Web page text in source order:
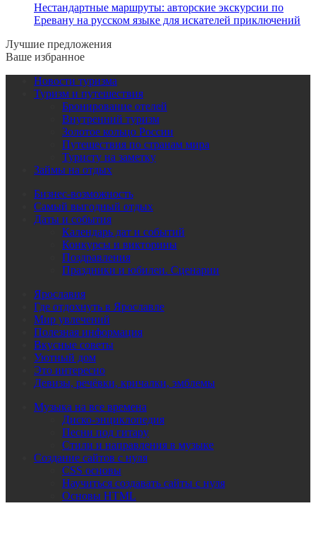
Нестандартные маршруты: авторские экскурсии по
Еревану на русском языке для искателей приключений
Лучшие предложения
Ваше избранное
Новости туризма
Туризм и путешествия
Бронирование отелей
Внутренний туризм
Золотое кольцо России
Путешествия по странам мира
Туристу на заметку
Займы на отдых
Бизнес-возможность
Самый выгодный отдых
Даты и события
Календарь дат и событий
Конкурсы и викторины
Поздравления
Праздники и юбилеи. Сценарии
Ярославия
Где отдохнуть в Ярославле
Мир увлечений
Полезная информация
Вкусные советы
Уютный дом
Это интересно
Девизы, речёвки, кричалки, эмблемы
Музыка на все времена
Диско-энциклопедия
Песни под гитару
Стили и направления в музыке
Создание сайтов с нуля
CSS основы
Научиться создавать сайты с нуля
Основы HTML